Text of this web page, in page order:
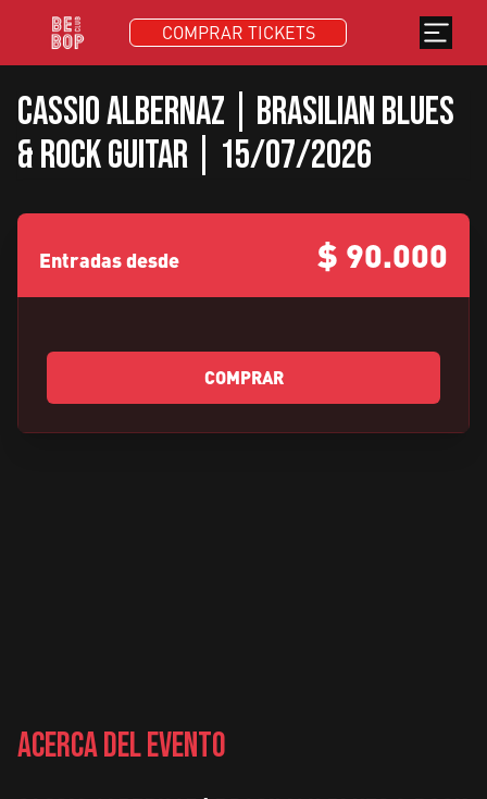
COMPRAR TICKETS
Cassio Albernaz | Brasilian Blues
& Rock Guitar | 15/07/2026
Entradas desde $ 90.000
COMPRAR
ACERCA DEL EVENTO